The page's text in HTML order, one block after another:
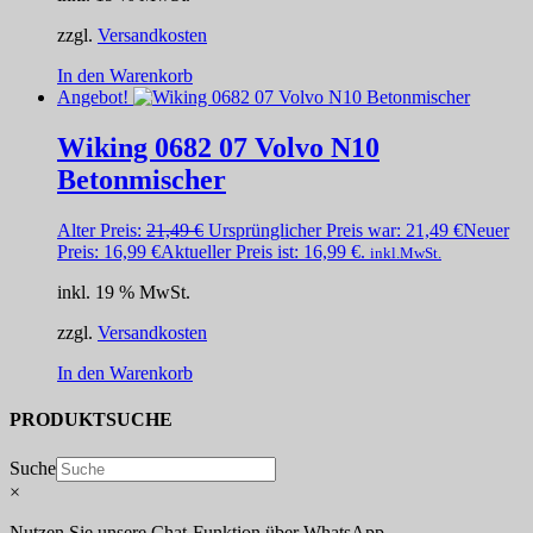
zzgl. Versandkosten
In den Warenkorb
Angebot!
Wiking 0682 07 Volvo N10
Betonmischer
Alter Preis: 21,49€ Ursprünglicher Preis war: 21,49 €Neuer
Preis: 16,99 €Aktueller Preis ist: 16,99 €. inkl.MwSt.
inkl. 19 % MwSt.
zzgl. Versandkosten
In den Warenkorb
PRODUKTSUCHE
Suche
×